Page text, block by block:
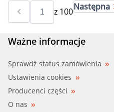
z 100Następna
Ważne informacje
Sprawdź status zamówienia
Ustawienia cookies
Producenci części
O nas